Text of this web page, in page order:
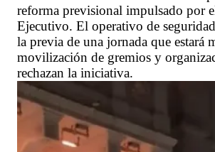
reforma previsional impulsado por
Ejecutivo. El operativo de
la previa de una jornada que estará
movilización de gremios y
rechazan la iniciativa.